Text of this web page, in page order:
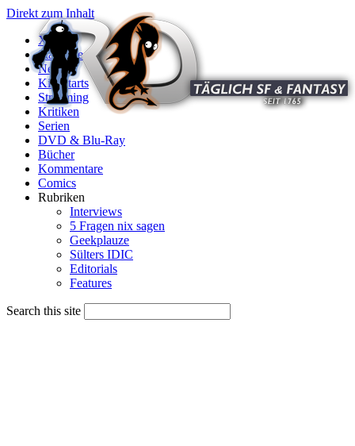
Direkt zum Inhalt
X
Startseite
News
Kinostarts
Streaming
Kritiken
Serien
DVD & Blu-Ray
Bücher
Kommentare
Comics
Rubriken
Interviews
5 Fragen nix sagen
Geekplauze
Sülters IDIC
Editorials
Features
Search this site